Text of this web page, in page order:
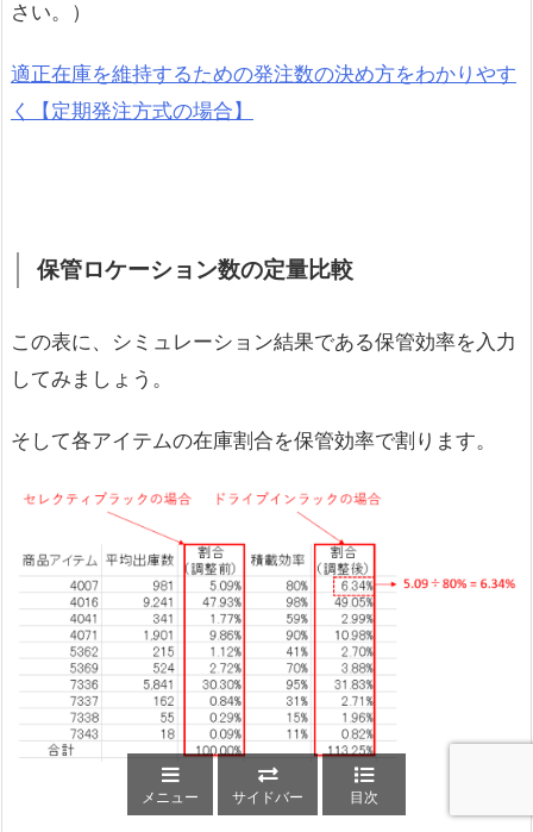
さい。）
適正在庫を維持するための発注数の決め方をわかりやす
く【定期発注方式の場合】
保管ロケーション数の定量比較
この表に、シミュレーション結果である保管効率を入力
してみましょう。
そして各アイテムの在庫割合を保管効率で割ります。
メニュー サイドバー 目次